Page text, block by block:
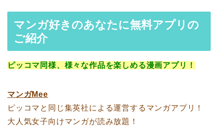
マンガ好きのあなたに無料アプリの
ご紹介
ピッコマ同様、様々な作品を楽しめる漫画アプリ！
マンガMee
ピッコマと同じ集英社による運営するマンガアプリ！
大人気女子向けマンガが読み放題！